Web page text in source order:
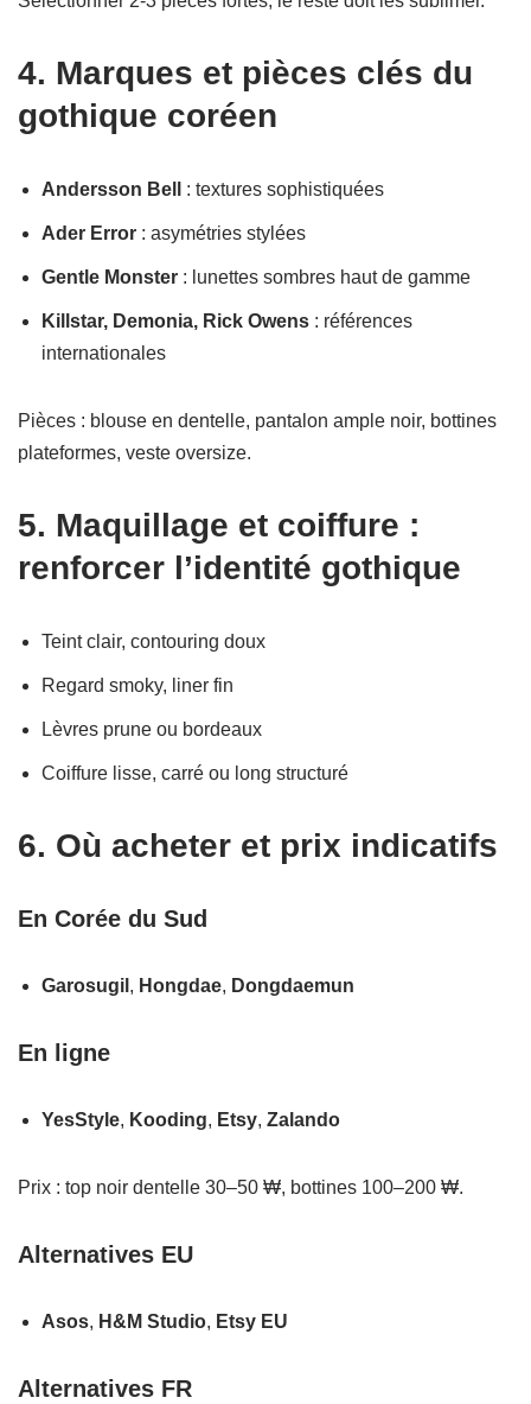
4. Marques et pièces clés du
gothique coréen
Andersson Bell : textures sophistiquées
Ader Error : asymétries stylées
Gentle Monster : lunettes sombres haut de gamme
Killstar, Demonia, Rick Owens : références
internationales
Pièces : blouse en dentelle, pantalon ample noir, bottines
plateformes, veste oversize.
5. Maquillage et coiffure :
renforcer l’identité gothique
Teint clair, contouring doux
Regard smoky, liner fin
Lèvres prune ou bordeaux
Coiffure lisse, carré ou long structuré
6. Où acheter et prix indicatifs
En Corée du Sud
Garosugil , Hongdae, Dongdaemun
En ligne
YesStyle, Kooding, Etsy, Zalando
Prix : top noir dentelle 30–50 ₩, bottines 100‒200 ₩.
Alternatives EU
Asos, H&M Studio, Etsy EU
Alternatives FR